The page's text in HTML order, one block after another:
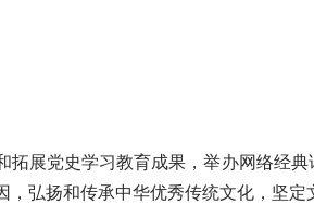
拓展党史学习教育成果，举办网络经
，弘扬和传承中华优秀传统文化，坚